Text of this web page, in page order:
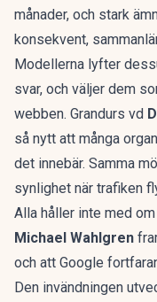
månader, och stark
konsekvent,
Modellerna lyfter
svar, och väljer dem
webben. Grandurs vd
så nytt att många
det innebär. Samma
synlighet när trafiken
Alla håller inte med
Michael Wahlgren
och att Google
Den invändningen